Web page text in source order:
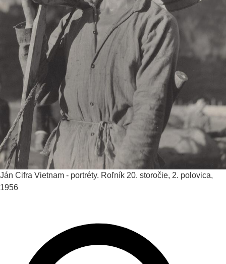
Ján Cifra Vietnam - portréty. Roľník 20. storočie, 2. polovica,
1956